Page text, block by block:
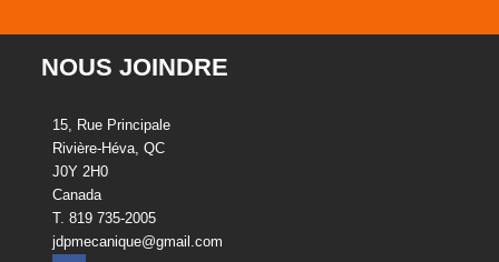
NOUS JOINDRE
15, Rue Principale
Rivière-Héva, QC
J0Y 2H0
Canada
T. 819 735-2005
jdpmecanique@gmail.com